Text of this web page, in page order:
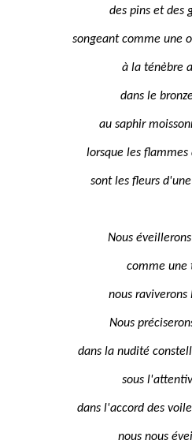
des pins et des
songeant comme une
à la ténèbre
dans le
au saphir
lorsque les flammes
sont les fleurs
Nous
comme une
nous
Nous
dans la nudité
sous
dans l'accord des
nous nous